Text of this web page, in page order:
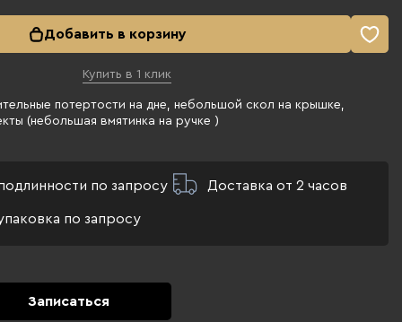
Добавить в корзину
Купить в 1 клик
потертости на дне, небольшой скол на крышке,
(небольшая вмятинка на ручке )
по запросу Доставка от 2 часов
по запросу
Записаться